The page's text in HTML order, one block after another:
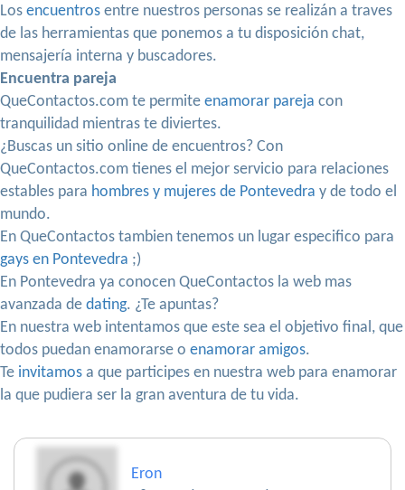
Los encuentros entre nuestros personas se realizán a traves
de las herramientas que ponemos a tu disposición chat,
mensajería interna y buscadores.
Encuentra pareja
QueContactos.com te permite enamorar pareja con
tranquilidad mientras te diviertes.
¿Buscas un sitio online de encuentros? Con
QueContactos.com tienes el mejor servicio para relaciones
estables para hombres y mujeres de Pontevedra y de todo el
mundo.
En QueContactos tambien tenemos un lugar especifico para
gays en Pontevedra ;)
En Pontevedra ya conocen QueContactos la web mas
avanzada de dating. ¿Te apuntas?
En nuestra web intentamos que este sea el objetivo final, que
todos puedan enamorarse o enamorar amigos.
Te invitamos a que participes en nuestra web para enamorar
la que pudiera ser la gran aventura de tu vida.
Eron